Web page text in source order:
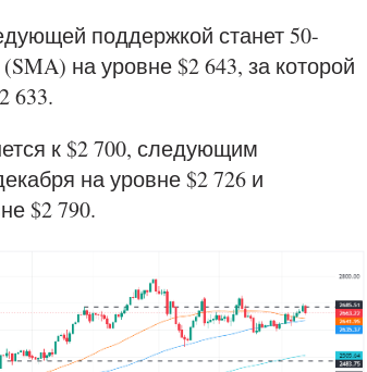
поддержкой станет 50-
на уровне $2 643, за которой
633.
к $2 700, следующим
на уровне $2 726 и
$2 790.